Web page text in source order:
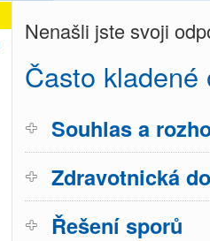
Nenašli jste svoji
Často kladené
Souhlas a
Zdravotnická
Řešení sporů